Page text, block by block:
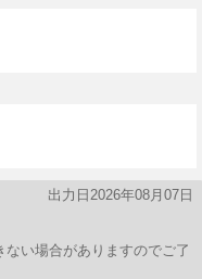
出力日2026年08月07日
い場合がありますのでご了